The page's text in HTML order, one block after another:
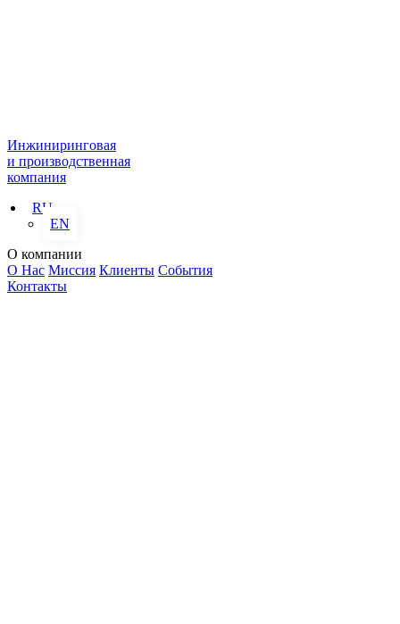
Инжиниринговая
и производственная
компания
RU
EN
О компании
О Нас Миссия Клиенты События
Контакты